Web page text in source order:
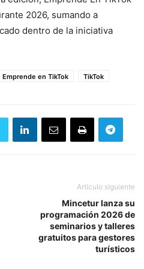
2026, sumando a
dentro de la iniciativa
Emprende en TikTok TikTok
Artículo siguiente
Mincetur lanza su
programación 2026 de
seminarios y talleres
gratuitos para gestores
turísticos